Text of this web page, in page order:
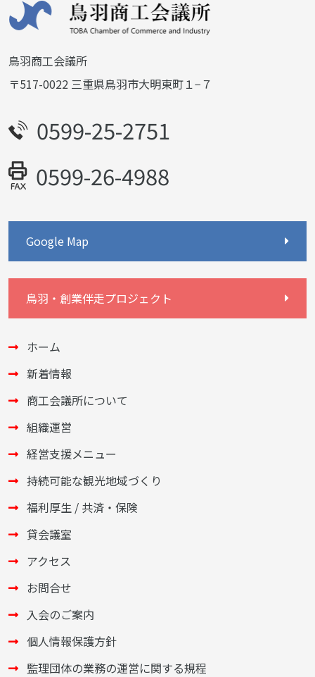
鳥羽商工会議所
〒517-0022 三重県鳥羽市大明東町１−７
0599-25-2751
0599-26-4988
Google Map
鳥羽・創業伴走プロジェクト
ホーム
新着情報
商工会議所について
組織運営
経営支援メニュー
持続可能な観光地域づくり
福利厚生 / 共済・保険
貸会議室
アクセス
お問合せ
入会のご案内
個人情報保護方針
監理団体の業務の運営に関する規程